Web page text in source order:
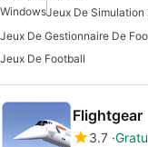
WindowsJeux De Simulation
Jeux De Gestionnaire De
Jeux De Football
Flightgear
3.7